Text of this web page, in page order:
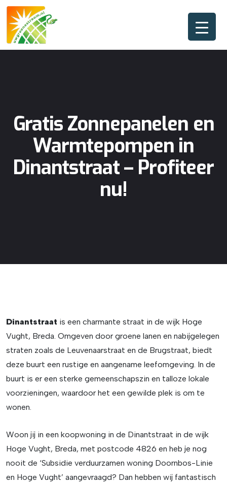
Gratis Zonnepanelen en
Warmtepompen in
Dinantstraat – Profiteer
nu!
Dinantstraat is een charmante straat in de wijk Hoge
Vught, Breda. Omgeven door groene lanen en nabijgelegen
straten zoals de Leuvenaarstraat en de Brugstraat, biedt
deze buurt een rustige en aangename leefomgeving. In de
buurt is er een sterke gemeenschapszin en talloze lokale
voorzieningen, waardoor het een gewilde plek is om te
wonen.
Woon jij in een koopwoning in de Dinantstraat in de wijk
Hoge Vught, Breda, met postcode 4826 en heb je nog
nooit de ‘Subsidie verduurzamen woning Doornbos-Linie
en Hoge Vught’ aangevraagd? Dan hebben wij fantastisch